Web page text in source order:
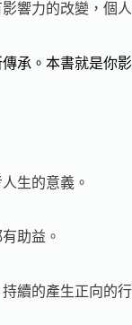
響力的改變，個人
承。本書就是你影
生的意義。
助益。
續的產生正向的行